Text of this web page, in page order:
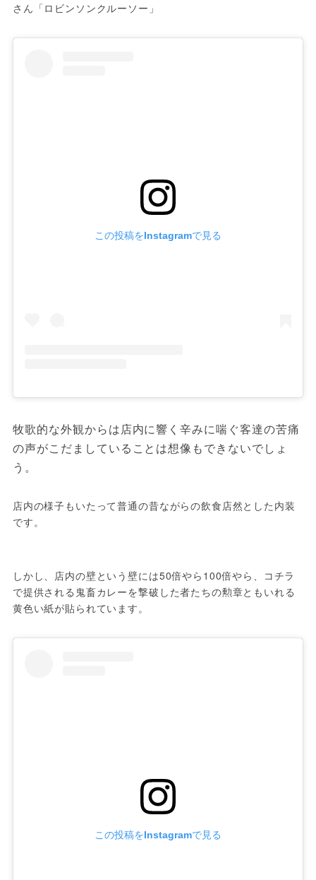
さん「ロビンソンクルーソー」
この投稿をInstagramで見る
牧歌的な外観からは店内に響く辛みに喘ぐ客達の苦痛
の声がこだましていることは想像もできないでしょ
う。
店内の様子もいたって普通の昔ながらの飲食店然とした内装
です。
しかし、店内の壁という壁には50倍やら100倍やら、コチラ
で提供される鬼畜カレーを撃破した者たちの勲章ともいれる
黄色い紙が貼られています。
この投稿をInstagramで見る